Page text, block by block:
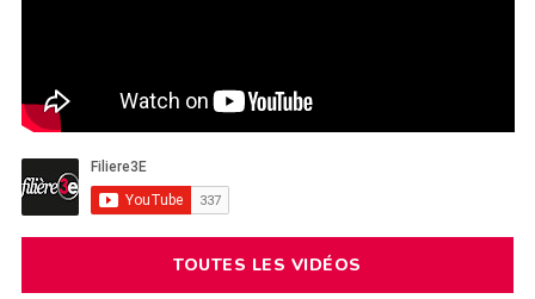
TOUTES LES VIDÉOS